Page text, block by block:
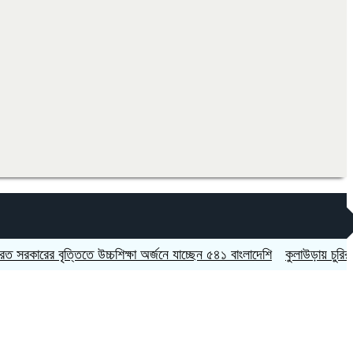
বৃত্তিতে উচ্চশিক্ষা অর্জনে যাচ্ছেন ৫৪১ বাংলাদেশি কুলাউড়ায় চুরির